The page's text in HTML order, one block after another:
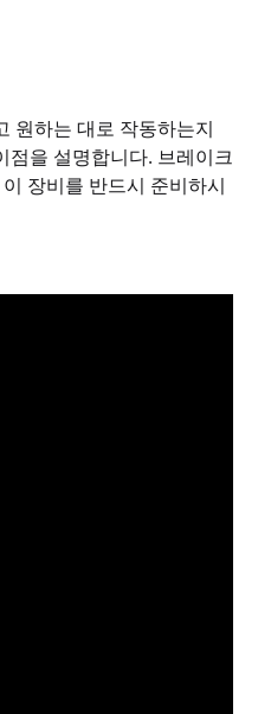
원하는 대로 작동하는지
점을 설명합니다. 브레이크
장비를 반드시 준비하시